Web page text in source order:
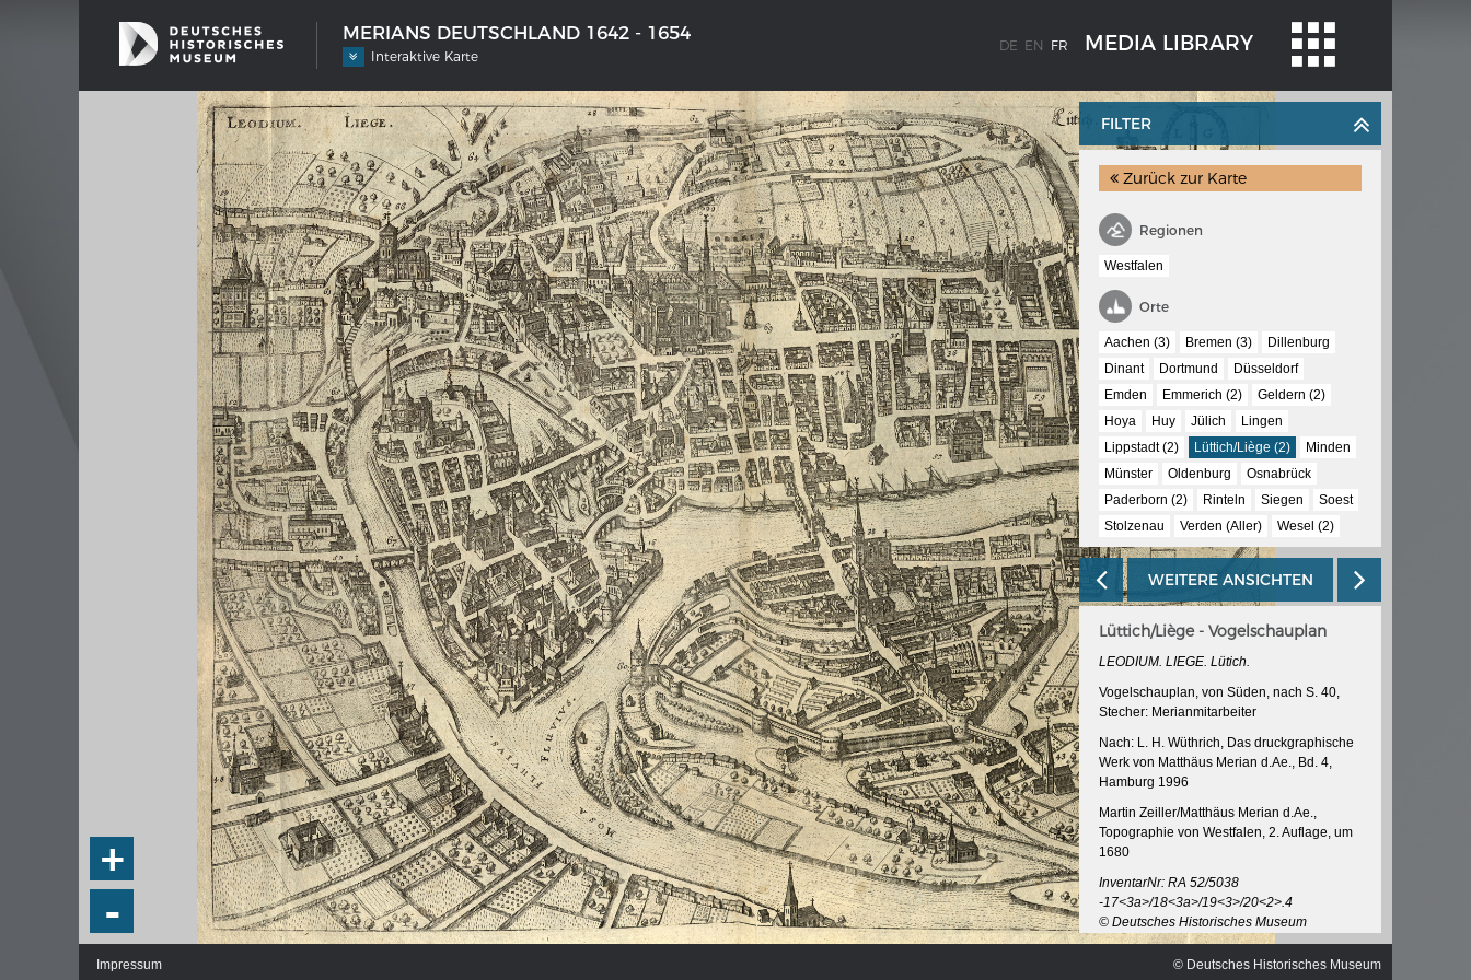
MERIANS DEUTSCHLAND 1642 - 1654
Interaktive Karte
DE EN FR MEDIA LIBRARY
SCHIFFSTYPEN
Entwicklungen im europäischen
MERIANS DEUTSCHLAND 1642 - 1654
Interaktive Karte
Bildergalerie Topographia Germaniae
Impressum
Wissenswert
LE RHIN DE BÂLE À COBLENCE
Carte historique du Rhin de Bâle à
Coblence 1794
Détails de la carte historique
L'histoire franco-allemande
Chronologie der deutsch-französischen
Geschichte
WEIMAR: VOM WESEN UND WERT DER
DEMOKRATIE
+
-
FILTER
Zurück zur Karte
Regionen
Westfalen
Orte
Aachen (3) Bremen (3)
Dillenburg
Dinant
Dortmund
Düsseldorf
Emden
Emmerich (2)
Geldern (2)
Hoya
Huy Jülich
Lingen
Lippstadt (2)
Lüttich/Liège (2)
Minden
Münster
Oldenburg
Osnabrück
Paderborn (2)
Rinteln Siegen
Soest
Stolzenau
Verden (Aller) Wesel (2)
WEITERE ANSICHTEN
Lüttich/Liège - Vogelschauplan
LEODIUM. LIEGE. Lütich.
Vogelschauplan, von Süden, nach S. 40,
Stecher: Merianmitarbeiter
Nach: L. H. Wüthrich, Das druckgraphische
Werk von Matthäus Merian d.Ae., Bd. 4,
Hamburg 1996
Martin Zeiller/Matthäus Merian d.Ae.,
Topographie von Westfalen, 2. Auflage, um
1680
InventarNr: RA 52/5038
-17<3a>/18<3a>/19<3>/20<2>.4
© Deutsches Historisches Museum
Impressum © Deutsches Historisches Museum